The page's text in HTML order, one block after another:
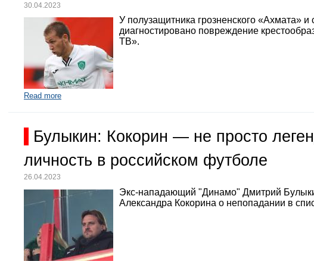
30.04.2023
У полузащитника грозненского «Ахмата»
диагностировано повреждение
ТВ».
Read more
Булыкин: Кокорин — не просто
личность в российском футболе
26.04.2023
Экс-нападающий "Динамо" Дмитрий
Александра Кокорина о непопадании в